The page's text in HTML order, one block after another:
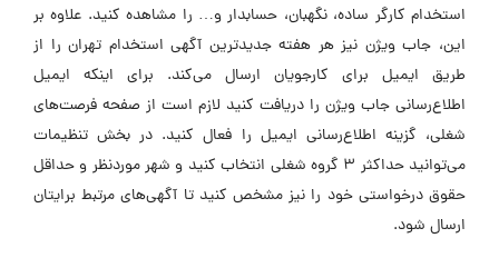
استخدام کارگر ساده، نگهبان، حسابدار و… را مشاهده کنید. علاوه بر
این، جاب ویژن نیز هر هفته جدیدترین آگهی استخدام تهران را از
طریق ایمیل برای کارجویان ارسال می‌کند. برای اینکه ایمیل
اطلاع‌رسانی جاب ویژن را دریافت کنید لازم است از صفحه فرصت‌های
شغلی، گزینه اطلاع‌رسانی ایمیل را فعال کنید. در بخش تنظیمات
می‌توانید حداکثر 3 گروه شغلی انتخاب کنید و شهر موردنظر و حداقل
حقوق درخواستی خود را نیز مشخص کنید تا آگهی‌های مرتبط برایتان
ارسال شود.